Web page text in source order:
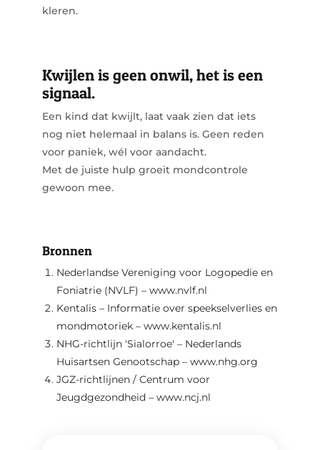
kleren.
Kwijlen is geen onwil, het is een
signaal.
Een kind dat kwijlt, laat vaak zien dat iets
nog niet helemaal in balans is. Geen reden
voor paniek, wél voor aandacht.
Met de juiste hulp groeit mondcontrole
gewoon mee.
Bronnen
Nederlandse Vereniging voor Logopedie en
Foniatrie (NVLF) – www.nvlf.nl
Kentalis – Informatie over speekselverlies en
mondmotoriek – www.kentalis.nl
NHG-richtlijn 'Sialorroe' – Nederlands
Huisartsen Genootschap – www.nhg.org
JGZ-richtlijnen / Centrum voor
Jeugdgezondheid – www.ncj.nl